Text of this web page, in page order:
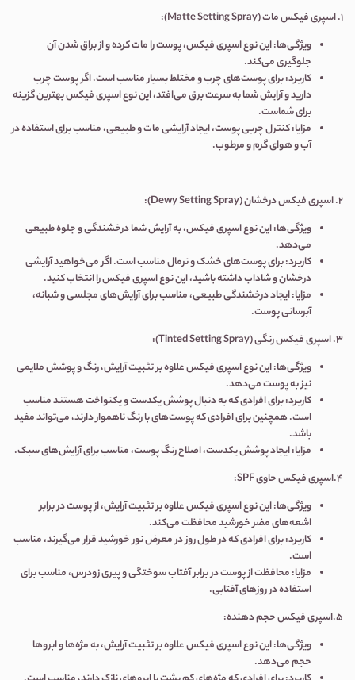
1. اسپری فیکس مات(Matte Setting Spray):
ویژگی‌ها:این نوع اسپری فیکس، پوست را مات کرده و از براق شدن آن
جلوگیری می‌کند.
کاربرد:برای پوست‌های چرب و مختلط بسیار مناسب است.اگر پوست چرب
دارید و آرایش شما به سرعت برق می‌افتد، این نوع اسپری فیکس بهترین گزینه
برای شماست.
مزایا:کنترل چربی پوست، ایجاد آرایشی مات و طبیعی، مناسب برای استفاده در
آب و هوای گرم و مرطوب.
2. اسپری فیکس درخشان(Dewy Setting Spray):
ویژگی‌ها:این نوع اسپری فیکس، به آرایش شما درخشندگی و جلوه طبیعی
می‌دهد.
کاربرد:برای پوست‌های خشک و نرمال مناسب است.اگر می‌خواهید آرایشی
درخشان و شاداب داشته باشید، این نوع اسپری فیکس را انتخاب کنید.
مزایا:ایجاد درخشندگی طبیعی، مناسب برای آرایش‌های مجلسی و شبانه،
آبرسانی پوست.
3. اسپری فیکس رنگی(Tinted Setting Spray):
ویژگی‌ها:این نوع اسپری فیکس علاوه بر تثبیت آرایش، رنگ و پوشش ملایمی
نیز به پوست می‌دهد.
کاربرد:برای افرادی که به دنبال پوشش یکدست و یکنواخت هستند مناسب
است.همچنین برای افرادی که پوست‌های با رنگ ناهموار دارند، می‌تواند مفید
باشد.
مزایا:ایجاد پوشش یکدست، اصلاح رنگ پوست، مناسب برای آرایش‌های سبک.
4.اسپری فیکس حاوی
ویژگی‌ها:این نوع اسپری فیکس علاوه بر تثبیت آرایش، از پوست در برابر
اشعه‌های مضر خورشید محافظت می‌کند.
کاربرد:برای افرادی که در طول روز در معرض نور خورشید قرار می‌گیرند، مناسب
است.
مزایا:محافظت از پوست در برابر آفتاب سوختگی و پیری زودرس، مناسب برای
استفاده در روزهای آفتابی.
5.اسپری فیکس حجم دهنده
:
ویژگی‌ها:این نوع اسپری فیکس علاوه بر تثبیت آرایش، به مژه‌ها و ابروها
حجم می‌دهد.